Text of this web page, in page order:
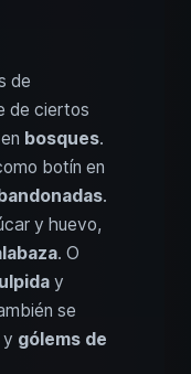
de
de ciertos
bosques.
botín en
.
y huevo,
. O
y
se
y gólems de